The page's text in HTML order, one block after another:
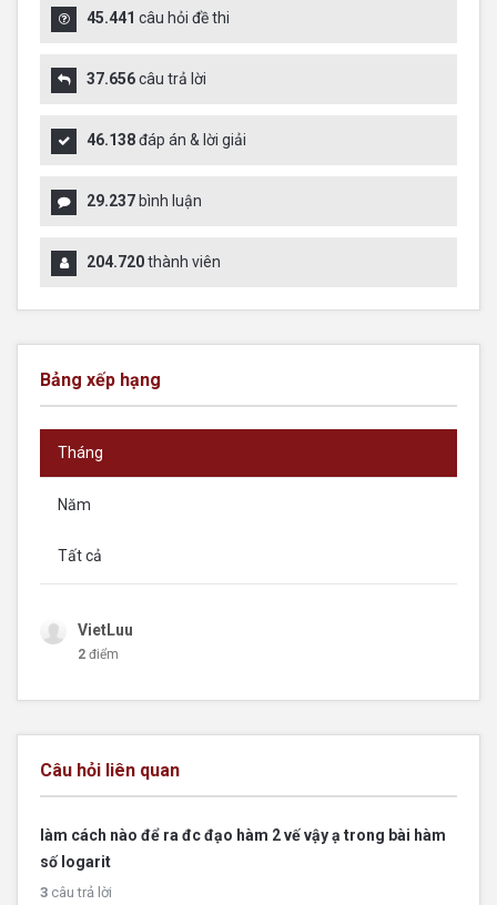
45.441 câu hỏi đề thi
37.656câu trả lời
46.138đáp án & lời giải
29.237bình luận
204.720thành viên
Bảng xếp hạng
Tháng
Năm
Tất cả
VietLuu
2 điểm
Câu hỏi liên quan
làm cách nào để ra đc đạo hàm 2 vế vậy ạ trong bài hàm
số logarit
3 câu trả lời